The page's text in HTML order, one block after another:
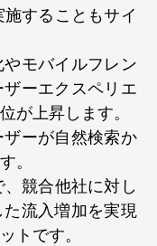
することもサイ
モバイルフレン
ーエクスペリエ
が上昇します。
ーが自然検索か
。
競合他社に対し
流入増加を実現
トです。